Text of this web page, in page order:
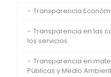
Transparencia
Transparencia en las
los servicios
Transparencia en
Públicas y Medio